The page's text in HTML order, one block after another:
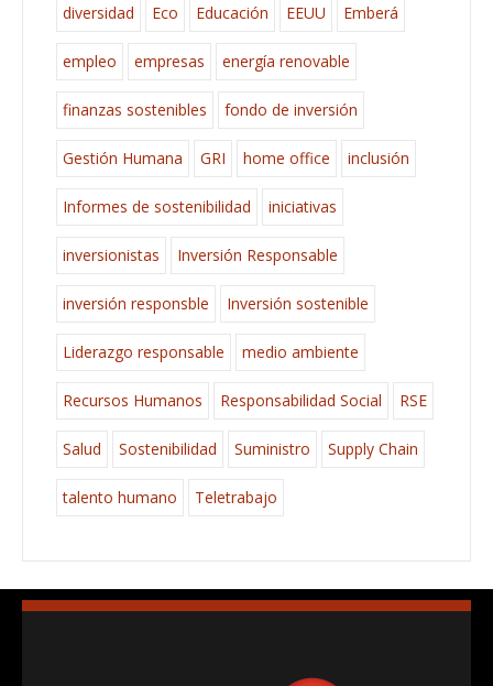
diversidad Eco Educación EEUU Emberá
empleo empresas energía renovable
finanzas sostenibles fondo de inversión
Gestión Humana GRI home office inclusión
Informes de sostenibilidad iniciativas
inversionistas Inversión Responsable
inversión responsble Inversión sostenible
Liderazgo responsable medio ambiente
Recursos Humanos Responsabilidad Social RSE
Salud Sostenibilidad Suministro Supply Chain
talento humano Teletrabajo